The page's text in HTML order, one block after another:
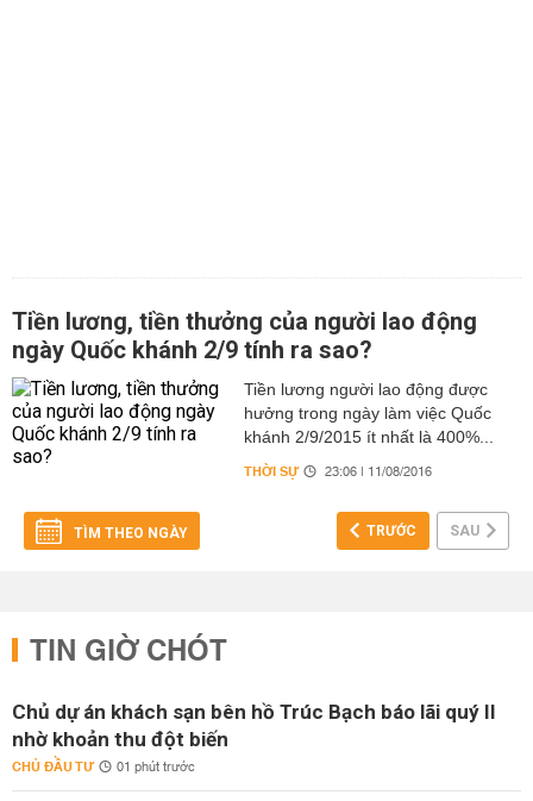
Tiền lương, tiền thưởng của người lao động
ngày Quốc khánh 2/9 tính ra sao?
Tiền lương người lao động được
hưởng trong ngày làm việc Quốc
khánh 2/9/2015 ít nhất là 400%...
THỜI SỰ 23:06 | 11/08/2016
TÌM THEO NGÀY TRƯỚC SAU
TIN GIỜ CHÓT
Chủ dự án khách sạn bên hồ Trúc Bạch báo lãi quý II
nhờ khoản thu đột biến
CHỦ ĐẦU TƯ 01 phút trước